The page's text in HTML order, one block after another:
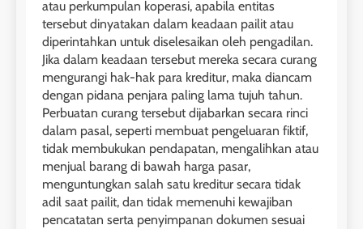
atau perkumpulan koperasi, apabila entitas
tersebut dinyatakan dalam keadaan pailit atau
diperintahkan untuk diselesaikan oleh pengadilan.
Jika dalam keadaan tersebut mereka secara curang
mengurangi hak-hak para kreditur, maka diancam
dengan pidana penjara paling lama tujuh tahun.
Perbuatan curang tersebut dijabarkan secara rinci
dalam pasal, seperti membuat pengeluaran fiktif,
tidak membukukan pendapatan, mengalihkan atau
menjual barang di bawah harga pasar,
menguntungkan salah satu kreditur secara tidak
adil saat pailit, dan tidak memenuhi kewajiban
pencatatan serta penyimpanan dokumen sesuai